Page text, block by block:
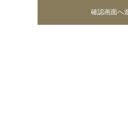
確認画面へ